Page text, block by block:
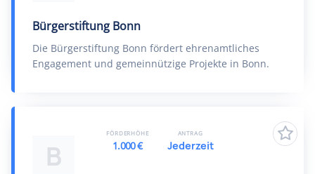
Bürgerstiftung Bonn
Die Bürgerstiftung Bonn fördert ehrenamtliches
Engagement und gemeinnützige Projekte in Bonn.
B
FÖRDERHÖHE
1.000 €
ANTRAG
Jederzeit